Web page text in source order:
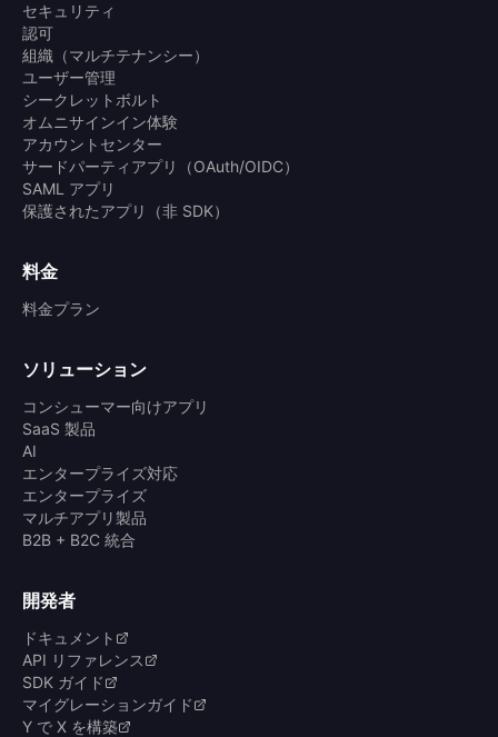
セキュリティ
認可
組織（マルチテナンシー）
ユーザー管理
シークレットボルト
オムニサインイン体験
アカウントセンター
サードパーティアプリ（OAuth/OIDC）
SAML アプリ
保護されたアプリ（非 SDK）
料金
料金プラン
ソリューション
コンシューマー向けアプリ
SaaS 製品
AI
エンタープライズ対応
エンタープライズ
マルチアプリ製品
B2B + B2C 統合
開発者
ドキュメント
API リファレンス
SDK ガイド
マイグレーションガイド
Y で X を構築